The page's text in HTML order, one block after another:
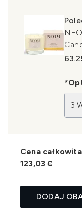
3
Cena
123,03 €
DODAJ